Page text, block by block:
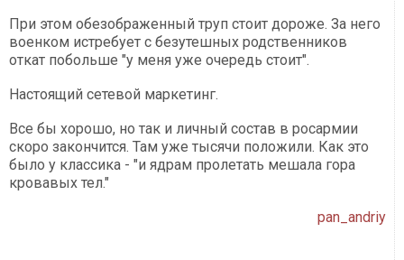
При этом обезображенный труп стоит дороже. За него
военком истребует с безутешных родственников
откат побольше "у меня уже очередь стоит".
Настоящий сетевой маркетинг.
Все бы хорошо, но так и личный состав в росармии
скоро закончится. Там уже тысячи положили. Как это
было у классика - "и ядрам пролетать мешала гора
кровавых тел."
pan_andriy